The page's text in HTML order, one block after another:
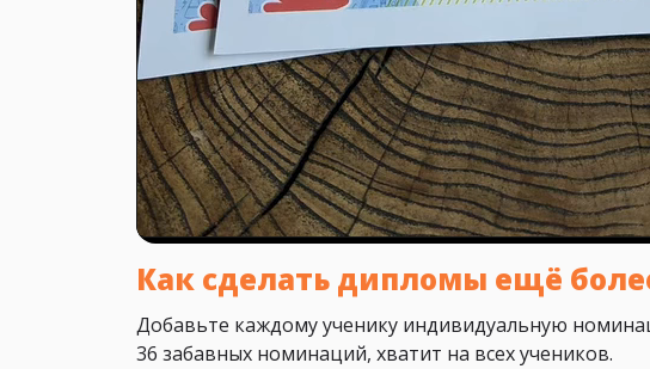
Как сделать дипломы ещё
Добавьте каждому ученику индивидуальную
36 забавных номинаций, хватит на всех учеников.